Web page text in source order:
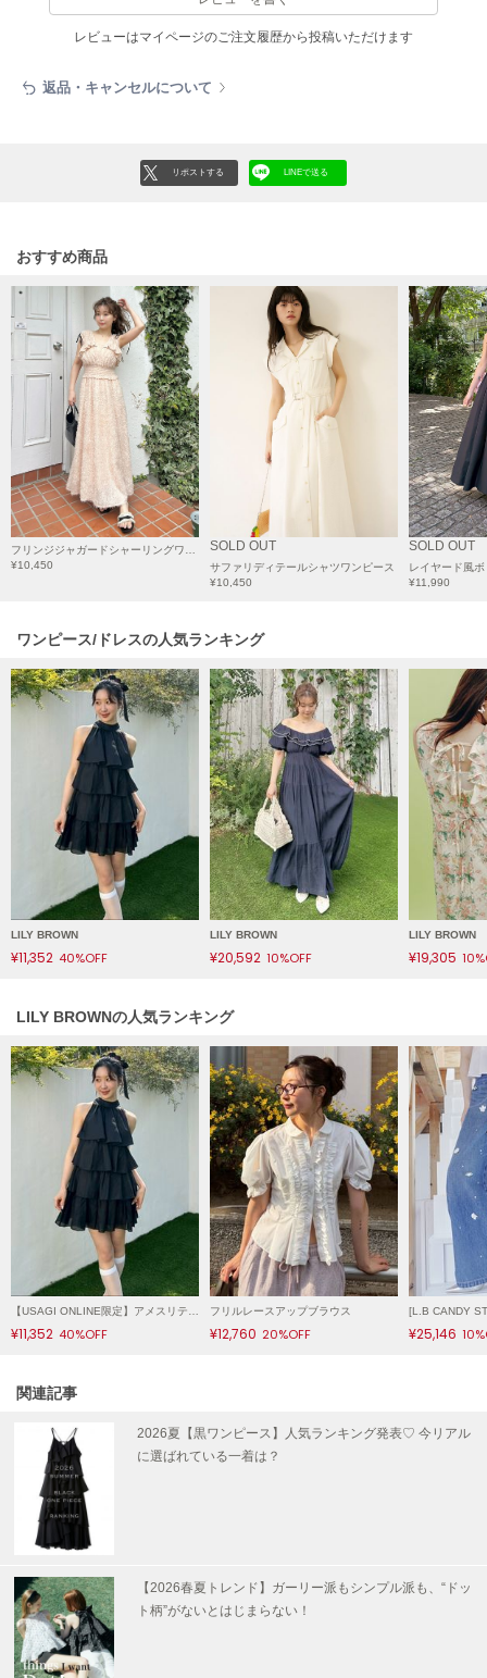
ジェラート ピケ スリープ
GRAMICCI
グラミチ
へノン
HUNTER
ハンター
HOKA ONEONE
ホカ オネオネ
キーン
ルコックスポルティフ
LeSportsac
レスポートサック
リリーブラウン
LILY BROWN Lingerie
リリーブラウンランジェリー
LITTLE UNION TOKYO
リトルユニオン トウキョウ
made of Organics
メイドオブオーガニクス
MICHU COQUETTE
ミチュ コケット
ミーエスミーム
Mila Owen
ミラオーウェン
MOIGE
モワージュ
MUCHA
ミュシャ
レビューはマイページのご注文履歴から投稿いただけます
返品・キャンセルについて
リポストする LINEで送る
おすすめ商品
¥10,450
SOLD OUT
サファリディテールシャツワンピース
¥10,450
SOLD OUT
¥11,990
ワンピース/ドレスの人気ランキング
LILY BROWN
¥11,352 40%OFF
LILY BROWN
¥20,592 10%OFF
LILY BROWN
¥19,305
LILY BROWNの人気ランキング
【USAGI ONLINE限定】アメスリティアードワンピース
¥11,352 40%OFF
フリルレースアップブラウス
¥12,760 20%OFF ¥25,146
関連記事
2026夏【黒ワンピース】人気ランキング発表♡ 今リアル
に選ばれている一着は？
【2026春夏トレンド】ガーリー派もシンプル派も、“ドッ
ト柄”がないとはじまらない！